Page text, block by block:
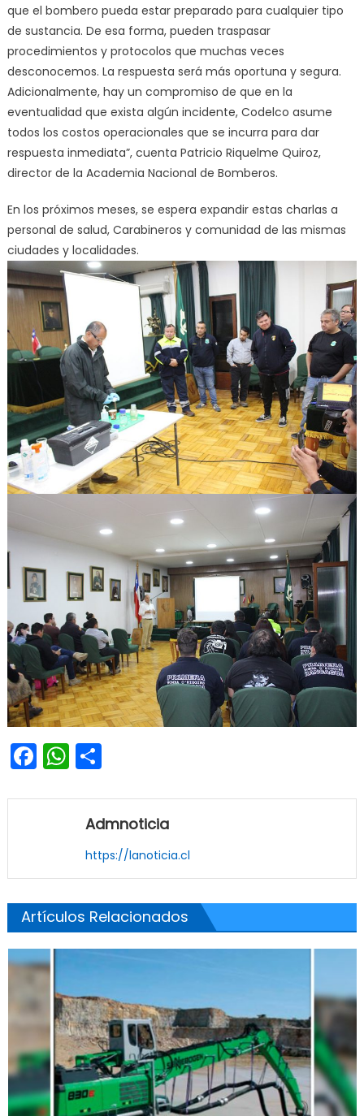
que el bombero pueda estar preparado para cualquier tipo
de sustancia. De esa forma, pueden traspasar
procedimientos y protocolos que muchas veces
desconocemos. La respuesta será más oportuna y segura.
Adicionalmente, hay un compromiso de que en la
eventualidad que exista algún incidente, Codelco asume
todos los costos operacionales que se incurra para dar
respuesta inmediata”, cuenta Patricio Riquelme Quiroz,
director de la Academia Nacional de Bomberos.
En los próximos meses, se espera expandir estas charlas a
personal de salud, Carabineros y comunidad de las mismas
ciudades y localidades.
Facebook
WhatsApp
Share
Admnoticia
https://lanoticia.cl
Artículos Relacionados